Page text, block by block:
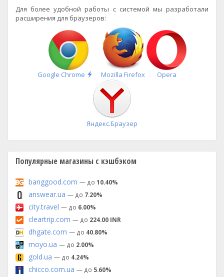
Для более удобной работы с системой мы разработали
расширения для браузеров:
Google Chrome
Быстрая
установка
Mozilla Firefox Opera
Яндекс.Браузер
Популярные магазины с кэшбэком
banggood.com — до 10.40%
answear.ua — до 7.20%
city.travel — до 6.00%
cleartrip.com — до 224.00 INR
dhgate.com — до 40.80%
moyo.ua — до 2.00%
gold.ua — до 4.24%
chicco.com.ua — до 5.60%